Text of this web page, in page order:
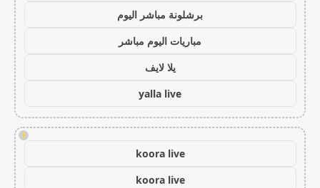
برشلونة مباشر اليوم
مباريات اليوم مباشر
يلا لايف
yalla live
!
koora live
koora live